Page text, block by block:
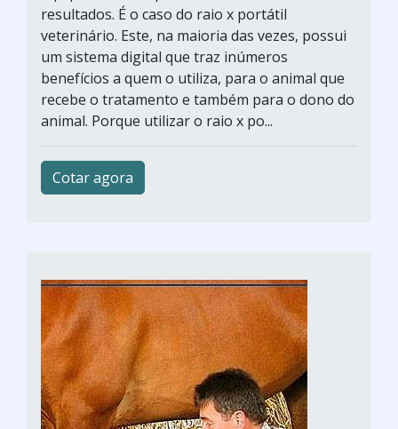
resultados. É o caso do raio x portátil
veterinário. Este, na maioria das vezes, possui
um sistema digital que traz inúmeros
benefícios a quem o utiliza, para o animal que
recebe o tratamento e também para o dono do
animal. Porque utilizar o raio x po...
Cotar agora